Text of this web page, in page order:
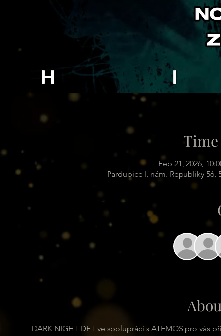
Feb 21, 2026,
Pardubice I, nám. Republiky 56,
DARK NIGHT DFT ve spolupráci s ATEMOS pro vás